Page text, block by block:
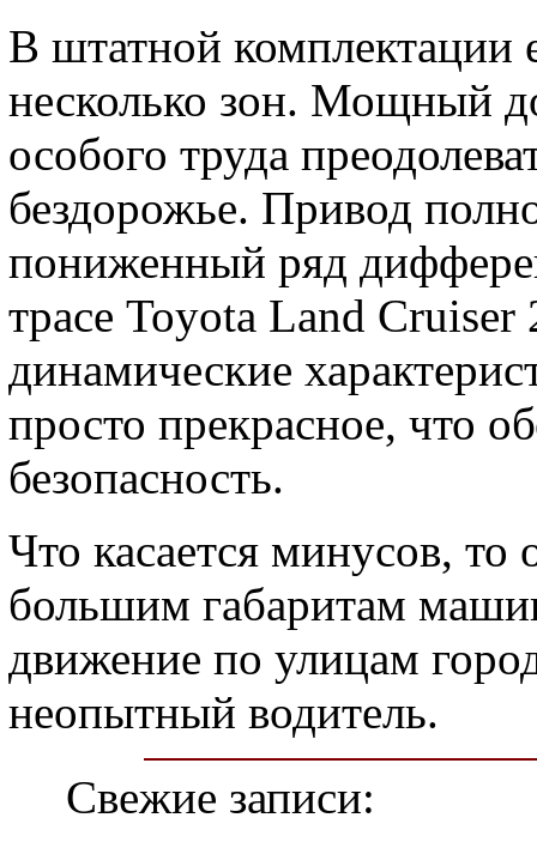
В штатной комплектации
несколько зон. Мощный
особого труда
бездорожье. Привод
пониженный ряд
трасе Toyota Land
динамические
просто прекрасное, что
безопасность.
Что касается минусов, то
большим габаритам
движение по улицам
неопытный водитель.
Свежие записи: